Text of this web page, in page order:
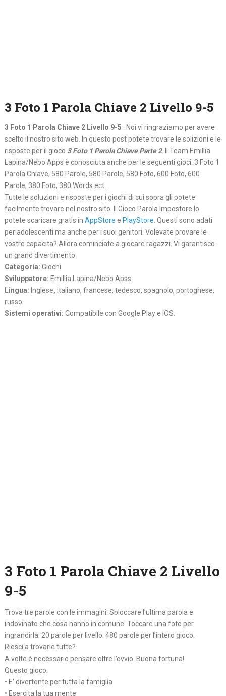
3 Foto 1 Parola Chiave 2 Livello 9-5
3 Foto 1 Parola Chiave 2 Livello 9-5 . Noi vi ringraziamo per avere
scelto il nostro sito web. In questo post potete trovare le solizioni e le
risposte per il gioco 3 Foto 1 Parola Chiave Parte 2. Il Team Emillia
Lapina/Nebo Apps è conosciuta anche per le seguenti gioci: 3 Foto 1
Parola Chiave, 580 Parole, 580 Parole, 580 Foto, 600 Foto, 600
Parole, 380 Foto, 380 Words ect.
Tutte le soluzioni e risposte per i giochi di cui sopra gli potete
facilmente trovare nel nostro sito. Il Gioco Parola Impostore lo
potete scaricare gratis in AppStore e PlayStore. Questi sono adati
per adolescenti ma anche per i suoi genitori. Volevate provare le
vostre capacita? Allora cominciate a giocare ragazzi. Vi garantisco
un grand divertimento.
Categoria: Giochi
Sviluppatore: Emillia Lapina/Nebo Apss
Lingua: Inglese, italiano, francese, tedesco, spagnolo, portoghese,
russo
Sistemi operativi: Compatibile con Google Play e iOS.
3 Foto 1 Parola Chiave 2 Livello
9-5
Trova tre parole con le immagini. Sbloccare l’ultima parola e
indovinate che cosa hanno in comune. Toccare una foto per
ingrandirla. 20 parole per livello. 480 parole per l’intero gioco.
Riesci a trovarle tutte?
A volte è necessario pensare oltre l’ovvio. Buona fortuna!
Questo gioco:
• E’ divertente per tutta la famiglia
• Esercita la tua mente